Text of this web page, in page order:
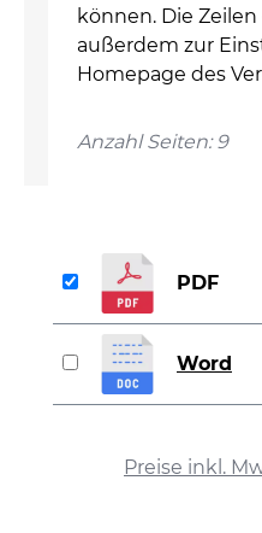
können. Die
außerdem zur
Homepage des
Anzahl Seiten: 9
Preise inkl.
PDF
Word